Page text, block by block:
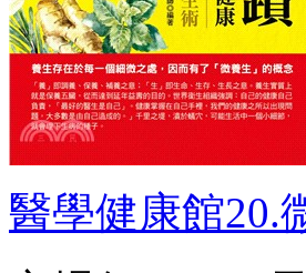
醫學健康館20.